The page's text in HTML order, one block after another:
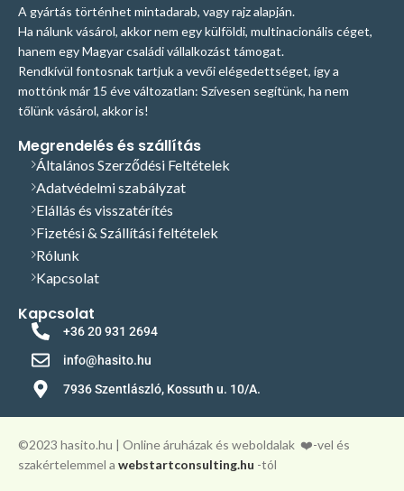
A gyártás történhet mintadarab, vagy rajz alapján.
Ha nálunk vásárol, akkor nem egy külföldi, multinacionális céget,
hanem egy Magyar családi vállalkozást támogat.
Rendkívül fontosnak tartjuk a vevői elégedettséget, így a
mottónk már 15 éve változatlan: Szívesen segítünk, ha nem
tőlünk vásárol, akkor is!
Megrendelés és szállítás
Általános Szerződési Feltételek
Adatvédelmi szabályzat
Elállás és visszatérítés
Fizetési & Szállítási feltételek
Rólunk
Kapcsolat
Kapcsolat
+36 20 931 2694
info@hasito.hu
7936 Szentlászló, Kossuth u. 10/A.
©️2023 hasito.hu | Online áruházak és weboldalak ❤️-vel és
szakértelemmel a webstartconsulting.hu -tól